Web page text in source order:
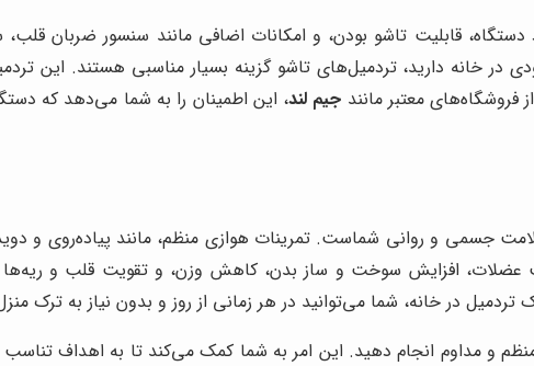
در خانه دارید، تردمیل‌های تاشو گزینه بسیار مناسبی هستند. این
فروشگاه‌های معتبر مانند جیم لند، این اطمینان را به شما می‌دهد که
جسمی و روانی شماست. تمرینات هوازی منظم، مانند پیاده‌روی و
عضلات، افزایش سوخت و ساز بدن، کاهش وزن، و تقویت قلب و ریه‌ها
در خانه، شما می‌توانید در هر زمانی از روز و بدون نیاز به ترک
و مداوم انجام دهید. این امر به شما کمک می‌کند تا به اهداف